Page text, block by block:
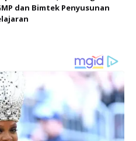
dan Bimtek Penyusunan